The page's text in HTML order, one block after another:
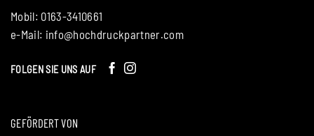
Mobil: 0163-3410661
e-Mail: info@hochdruckpartner.com
FOLGEN SIE UNS AUF
GEFÖRDERT VON